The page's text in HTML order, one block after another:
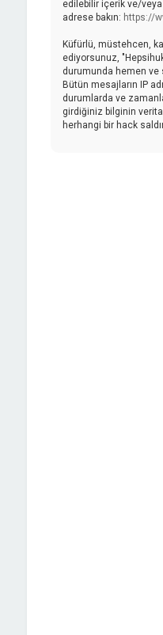
edilebilir içerik ve/
adrese bakın: https://
Küfürlü, müstehcen,
ediyorsunuz,
durumunda hemen ve
Bütün mesajların IP
durumlarda ve
girdiğiniz bilginin
herhangi bir hack